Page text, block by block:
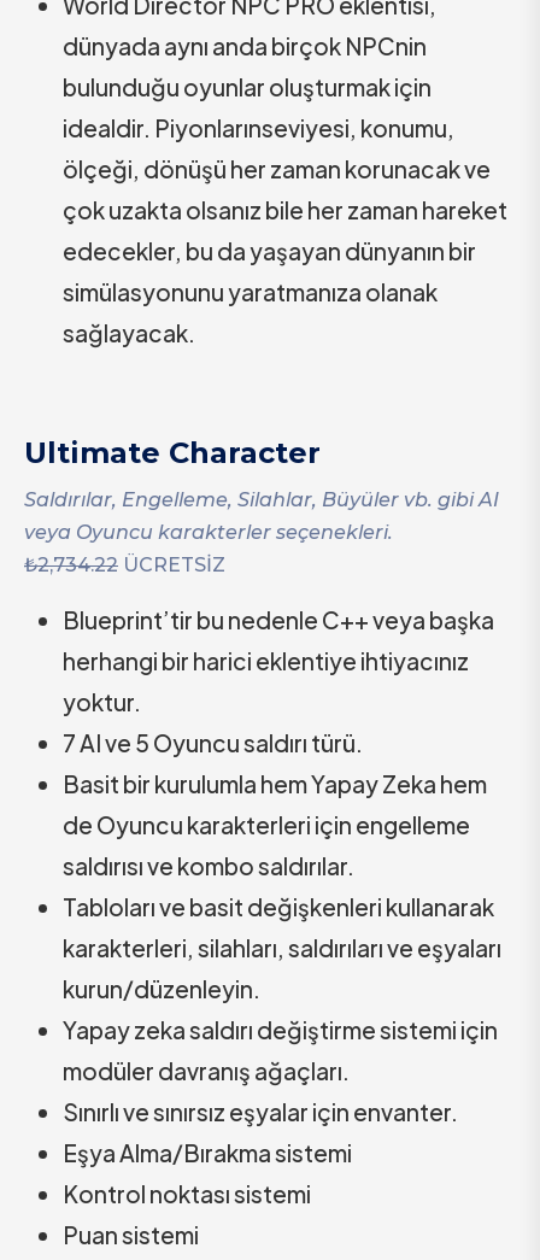
dünyada aynı anda birçok NPCnin
bulunduğu oyunlar oluşturmak için
idealdir. Piyonlarınseviyesi, konumu,
ölçeği, dönüşü her zaman korunacak ve
çok uzakta olsanız bile her zaman hareket
edecekler, bu da yaşayan dünyanın bir
simülasyonunu yaratmanıza olanak
sağlayacak.
Ultimate Character
Saldırılar, Engelleme, Silahlar, Büyüler vb. gibi AI
veya Oyuncu karakterler seçenekleri.
₺2,734.22 ÜCRETSİZ
Blueprint’tir bu nedenle C++ veya başka
herhangi bir harici eklentiye ihtiyacınız
yoktur.
7 AI ve 5 Oyuncu saldırı türü.
Basit bir kurulumla hem Yapay Zeka hem
de Oyuncu karakterleri için engelleme
saldırısı ve kombo saldırılar.
Tabloları ve basit değişkenleri kullanarak
karakterleri, silahları, saldırıları ve eşyaları
kurun/düzenleyin.
Yapay zeka saldırı değiştirme sistemi için
modüler davranış ağaçları.
Sınırlı ve sınırsız eşyalar için envanter.
Eşya Alma/Bırakma sistemi
Kontrol noktası sistemi
Puan sistemi